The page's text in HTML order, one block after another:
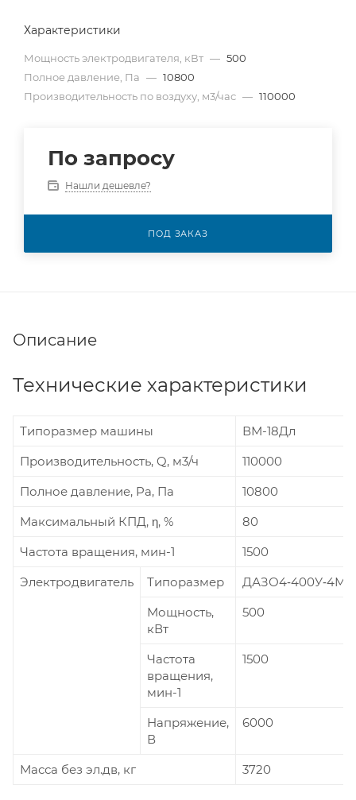
Характеристики
Мощность электродвигателя, кВт — 500
Полное давление, Па — 10800
Производительность по воздуху, м3/час — 110000
По запросу
Нашли дешевле?
ПОД ЗАКАЗ
Описание
Технические характеристики
Типоразмер машины
ВМ-18Дл
Производительность, Q, м3/ч
110000
Полное давление, Pa, Па
10800
Максимальный КПД, η, %
80
Частота вращения, мин-1
1500
Электродвигатель
Типоразмер
Мощность,
кВт
500
Частота
вращения,
мин-1
1500
Напряжение,
В
6000
Масса без эл.дв, кг 3720